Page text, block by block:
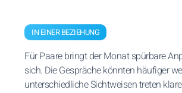
IN EINER BEZIEHUNG
Für Paare bringt der Monat spürbare
sich. Die Gespräche könnten häufiger
unterschiedliche Sichtweisen treten